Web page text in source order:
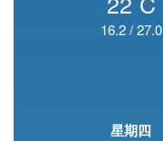
16.2/27.0
星期四